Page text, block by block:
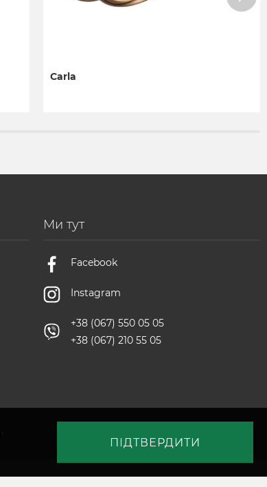
Carla
Ми тут
Facebook
Instagram
+38 (067) 550 05 05
+38 (067) 210 55 05
ПІДТВЕРДИТИ